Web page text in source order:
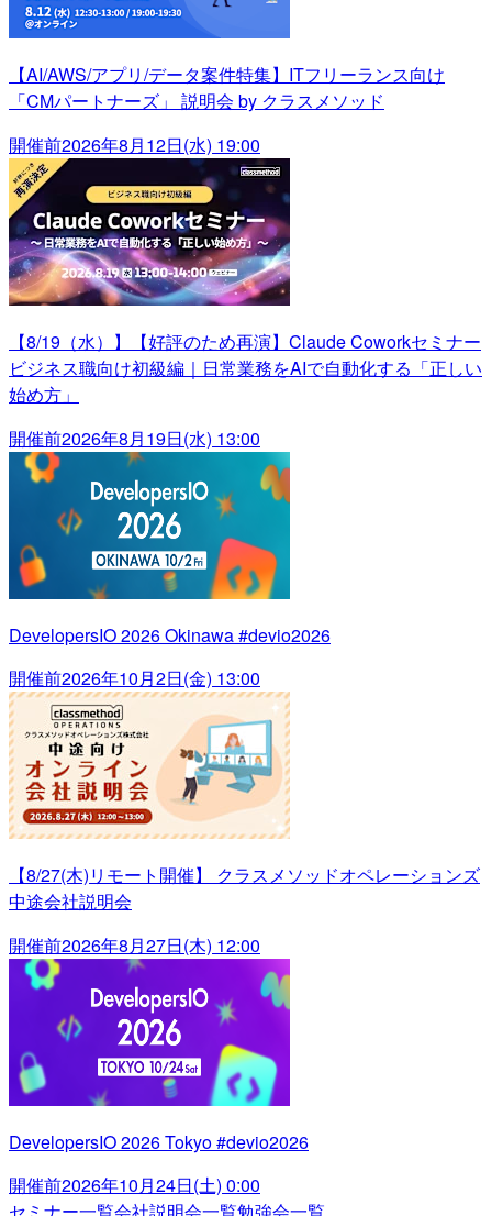
【AI/AWS/アプリ/データ案件特集】ITフリーランス向け
「CMパートナーズ」 説明会 by クラスメソッド
開催前2026年8月12日(水) 19:00
【8/19（水）】【好評のため再演】Claude Coworkセミナー
ビジネス職向け初級編｜日常業務をAIで自動化する「正しい
始め方」
開催前2026年8月19日(水) 13:00
DevelopersIO 2026 Okinawa #devio2026
開催前2026年10月2日(金) 13:00
【8/27(木)リモート開催】 クラスメソッドオペレーションズ
中途会社説明会
開催前2026年8月27日(木) 12:00
DevelopersIO 2026 Tokyo #devio2026
開催前2026年10月24日(土) 0:00